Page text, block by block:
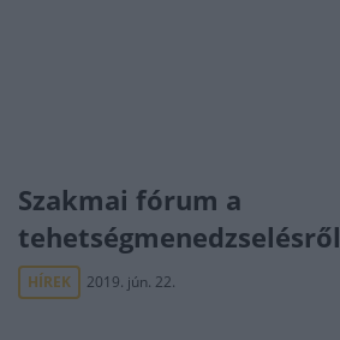
Szakmai fórum a
tehetségmenedzselésről
HÍREK 2019. jún. 22.